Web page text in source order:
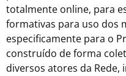
totalmente online, para
formativas para uso dos
especificamente para o
construído de forma
diversos atores da Rede,